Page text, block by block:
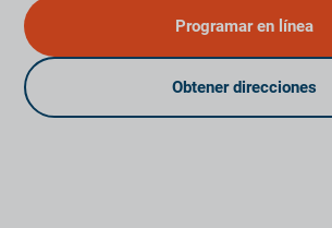
Programar en línea
Obtener direcciones